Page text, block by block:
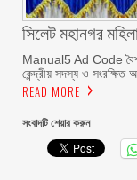
সিলেট মহানগর
Manual5 Ad Code
কেন্দ্রীয় সদস্য ও সংরক্ষিত
READ MORE
সংবাদটি শেয়ার করুন